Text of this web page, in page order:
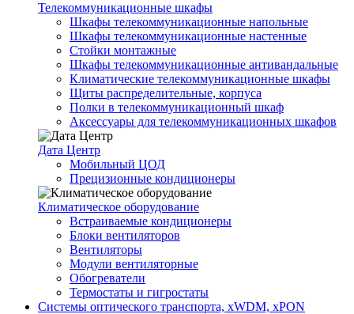
Телекоммуникационные шкафы
Шкафы телекоммуникационные напольные
Шкафы телекоммуникационные настенные
Стойки монтажные
Шкафы телекоммуникационные антивандальные
Климатические телекоммуникационные шкафы
Щиты распределительные, корпуса
Полки в телекоммуникационный шкаф
Аксессуары для телекоммуникационных шкафов
Дата Центр
Мобильный ЦОД
Прецизионные кондиционеры
Климатичeское оборудование
Встраиваемые кондиционеры
Блоки вентиляторов
Вентиляторы
Модули вентиляторные
Обогреватели
Термостаты и гигростаты
Системы оптического транспорта, xWDM, xPON